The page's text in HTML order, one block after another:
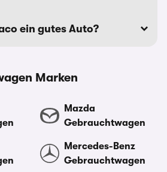
ein gutes Auto?
Marken
Mazda
Gebrauchtwagen
Mercedes-Benz
Gebrauchtwagen